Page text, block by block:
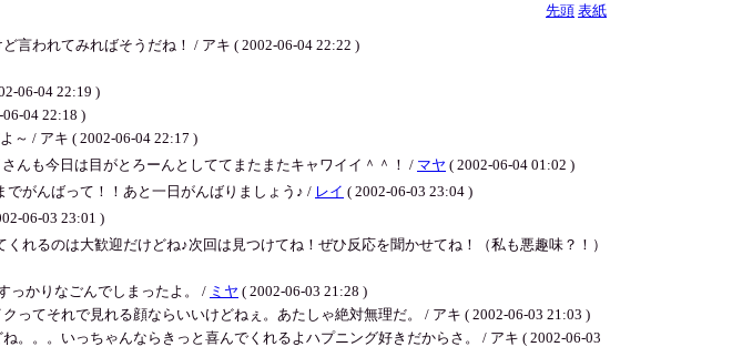
先頭 表紙
われてみればそうだね！ / アキ ( 2002-06-04 22:22 )
06-04 22:19 )
04 22:18 )
～ / アキ ( 2002-06-04 22:17 )
んも今日は目がとろーんとしててまたまたキャワイイ＾＾！ / マヤ ( 2002-06-04 01:02 )
がんばって！！あと一日がんばりましょう♪ / レイ ( 2002-06-03 23:04 )
06-03 23:01 )
れるのは大歓迎だけどね♪次回は見つけてね！ぜひ反応を聞かせてね！（私も悪趣味？！）
っかりなごんでしまったよ。 / ミヤ ( 2002-06-03 21:28 )
てそれで見れる顔ならいいけどねぇ。あたしゃ絶対無理だ。 / アキ ( 2002-06-03 21:03 )
。。いっちゃんならきっと喜んでくれるよハプニング好きだからさ。 / アキ ( 2002-06-03